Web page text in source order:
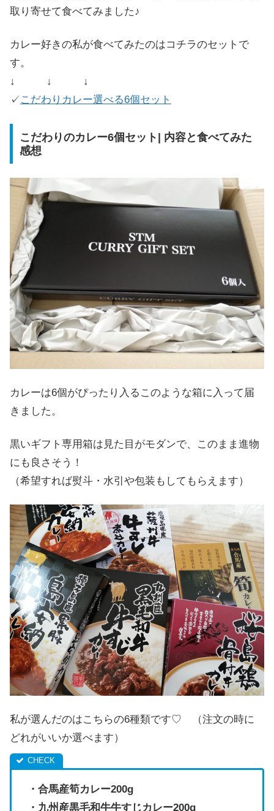
取り寄せて食べてみました♪
カレー好きの私が食べてみたのはコチラのセットで
す。
↓ ↓ ↓
✓ こだわりカレー選べる6個セット
こだわりのカレー6個セット| 内容と食べてみた
感想
カレーは6個がぴったり入るこのような箱に入って届
きました。
黒いギフト専用箱は見た目がモダンで、このまま進物
にも良さそう！
（希望すれば熨斗・水引や包装もしてもらえます）
私が選んだのはこちらの6種類です♡ （注文の時に
どれがいいか選べます）
・合馬産筍カレー200g
・九州産黒毛和牛牛すじカレー200g